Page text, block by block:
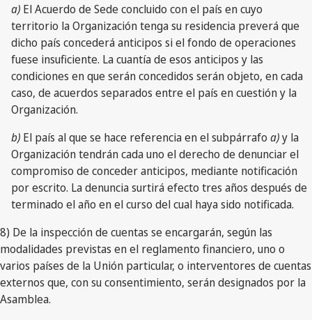
a) El Acuerdo de Sede concluido con el país en cuyo
territorio la Organización tenga su residencia preverá que
dicho país concederá anticipos si el fondo de operaciones
fuese insuficiente. La cuantía de esos anticipos y las
condiciones en que serán concedidos serán objeto, en cada
caso, de acuerdos separados entre el país en cuestión y la
Organización.
b) El país al que se hace referencia en el subpárrafo a)y la
Organización tendrán cada uno el derecho de denunciar el
compromiso de conceder anticipos, mediante notificación
por escrito. La denuncia surtirá efecto tres años después de
terminado el año en el curso del cual haya sido notificada.
8) De la inspección de cuentas se encargarán, según las
modalidades previstas en el reglamento financiero, uno o
varios países de la Unión particular, o interventores de cuentas
externos que, con su consentimiento, serán designados por la
Asamblea.